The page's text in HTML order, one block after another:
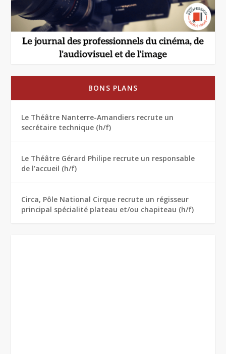
BONS PLANS
Le Théâtre Nanterre-Amandiers recrute un
secrétaire technique (h/f)
Le Théâtre Gérard Philipe recrute un responsable
de l’accueil (h/f)
Circa, Pôle National Cirque recrute un régisseur
principal spécialité plateau et/ou chapiteau (h/f)